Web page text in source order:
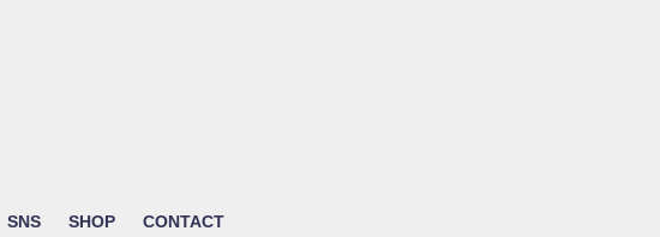
SNS SHOP CONTACT